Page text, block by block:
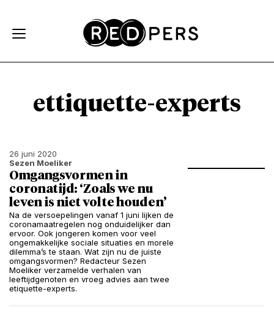
ettiquette-experts
26 juni 2020
Sezen Moeliker
Omgangsvormen in
coronatijd: ‘Zoals we nu
leven is niet vol te houden’
Na de versoepelingen vanaf 1 juni lijken de
coronamaatregelen nog onduidelijker dan
ervoor. Ook jongeren komen voor veel
ongemakkelijke sociale situaties en morele
dilemma’s te staan. Wat zijn nu de juiste
omgangsvormen? Redacteur Sezen
Moeliker verzamelde verhalen van
leeftijdgenoten en vroeg advies aan twee
etiquette-experts.